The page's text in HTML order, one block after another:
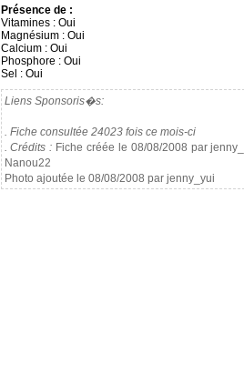
Présence de :
Vitamines : Oui
Magnésium : Oui
Calcium : Oui
Phosphore : Oui
Sel : Oui
Liens Sponsoris�s:
. Fiche consultée 24023 fois ce mois-ci
. Crédits : Fiche créée le 08/08/2008 par
Nanou22
Photo ajoutée le 08/08/2008 par jenny_yui